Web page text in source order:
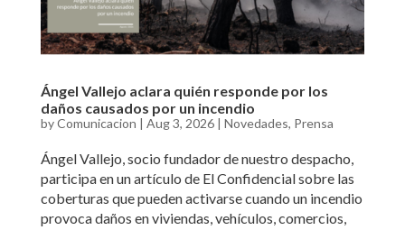
Ángel Vallejo aclara quién responde por los
daños causados por un incendio
byComunicacion | Aug 3, 2026| Novedades, Prensa
Ángel Vallejo, socio fundador de nuestro despacho,
participa en un artículo de El Confidencial sobre las
coberturas que pueden activarse cuando un incendio
provoca daños en viviendas, vehículos, comercios,